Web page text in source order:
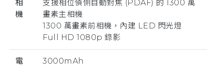
相
機
支援相位偵側自動對焦 (PDAF) 的 1300 萬
畫素主相機
1300 萬畫素前相機，內建 LED 閃光燈
Full HD 1080p 錄影
電
3000mAh